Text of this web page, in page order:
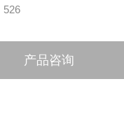
526
产品咨询